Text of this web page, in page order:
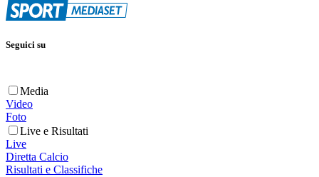
Seguici su
Media
Video
Foto
Live e Risultati
Live
Diretta Calcio
Risultati e Classifiche